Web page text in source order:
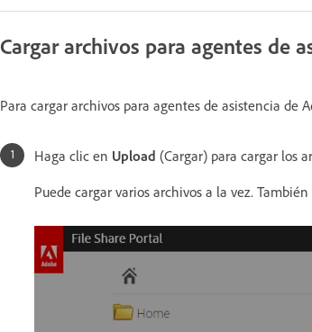
Cargar archivos para agentes de
Para cargar archivos para agentes de asistencia de
Haga clic en Upload (Cargar) para cargar los
Puede cargar varios archivos a la vez.